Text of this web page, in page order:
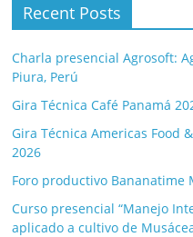
Recent Posts
Charla presencial Agrosoft:
Piura, Perú
Gira Técnica Café Panamá
Gira Técnica Americas Food
2026
Foro productivo Bananatime
Curso presencial “Manejo
aplicado a cultivo de